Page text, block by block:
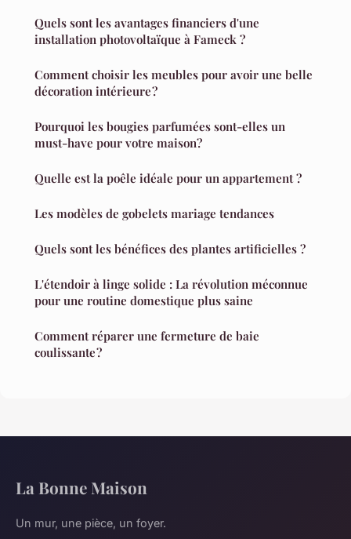
Quels sont les avantages financiers d'une
installation photovoltaïque à Fameck ?
Comment choisir les meubles pour avoir une belle
décoration intérieure ?
Pourquoi les bougies parfumées sont-elles un
must-have pour votre maison?
Quelle est la poêle idéale pour un appartement ?
Les modèles de gobelets mariage tendances
Quels sont les bénéfices des plantes artificielles ?
L'étendoir à linge solide : La révolution méconnue
pour une routine domestique plus saine
Comment réparer une fermeture de baie
coulissante ?
La Bonne Maison
Un mur, une pièce, un foyer.